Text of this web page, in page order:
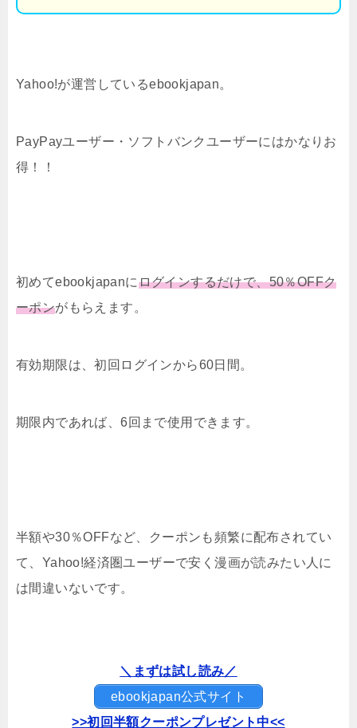
Yahoo!が運営しているebookjapan。
PayPayユーザー・ソフトバンクユーザーにはかなりお
得！！
初めてebookjapanにログインするだけで、50％OFFク
ーポンがもらえます。
有効期限は、初回ログインから60日間。
期限内であれば、6回まで使用できます。
半額や30％OFFなど、クーポンも頻繁に配布されてい
て、Yahoo!経済圏ユーザーで安く漫画が読みたい人に
は間違いないです。
＼まずは試し読み／
ebookjapan公式サイト
>>初回半額クーポンプレゼント中<<